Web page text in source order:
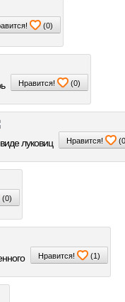
(0)
Нравится! (0)
луковиц Нравится! (0
(0)
Нравится! (1 )